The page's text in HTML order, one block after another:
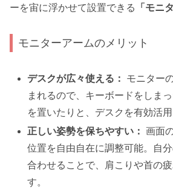
ーを宙に浮かせて設置できる
「モニ
モニターアームのメリット
デスクが広々使える：
モニター
まれるので、キーボードをしま
を置いたりと、デスクを有効活用
正しい姿勢を保ちやすい： 画面
位置を自由自在に調整可能。自
合わせることで、肩こりや首の
す。